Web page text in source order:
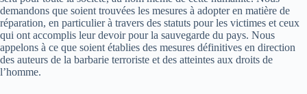
demandons que soient trouvées les mesures à adopter en matière de
réparation, en particulier à travers des statuts pour les victimes et ceux
qui ont accomplis leur devoir pour la sauvegarde du pays. Nous
appelons à ce que soient établies des mesures définitives en direction
des auteurs de la barbarie terroriste et des atteintes aux droits de
l’homme.